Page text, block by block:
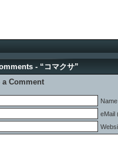
- “コマクサ”
a Comment
eMail